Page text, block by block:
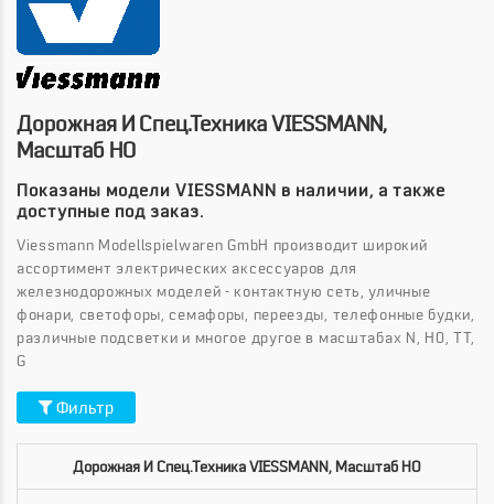
Дорожная И Спец.техника VIESSMANN,
Масштаб HO
Показаны модели VIESSMANN в наличии, а также
доступные под заказ.
Viessmann Modellspielwaren GmbH производит широкий
ассортимент электрических аксессуаров для
железнодорожных моделей - контактную сеть, уличные
фонари, светофоры, семафоры, переезды, телефонные будки,
различные подсветки и многое другое в масштабах N, H0, TT,
G
Фильтр
Дорожная И Спец.техника VIESSMANN, Масштаб HO